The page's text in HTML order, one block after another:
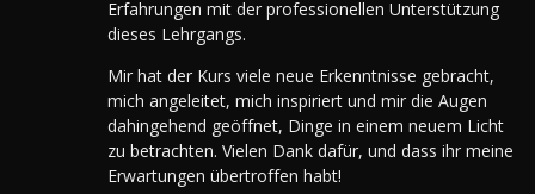
Erfahrungen mit der professionellen Unterstützung
dieses Lehrgangs.
Mir hat der Kurs viele neue Erkenntnisse gebracht,
mich angeleitet, mich inspiriert und mir die Augen
dahingehend geöffnet, Dinge in einem neuem Licht
zu betrachten. Vielen Dank dafür, und dass ihr meine
Erwartungen übertroffen habt!